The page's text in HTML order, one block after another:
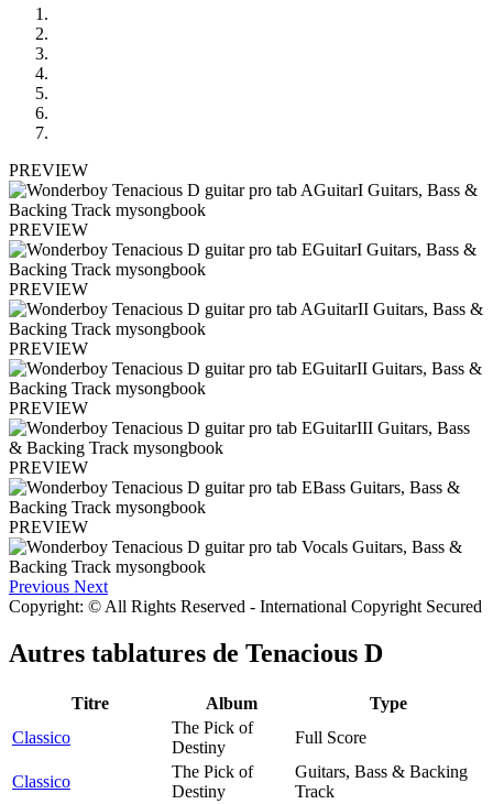
PREVIEW
PREVIEW
PREVIEW
PREVIEW
PREVIEW
PREVIEW
PREVIEW
Previous Next
Copyright: © All Rights Reserved - International Copyright Secured
Autres tablatures de Tenacious D
Titre Album
Type
Classico
The Pick of
Destiny
Full Score
Classico
The Pick of
Destiny
Guitars, Bass & Backing
Track